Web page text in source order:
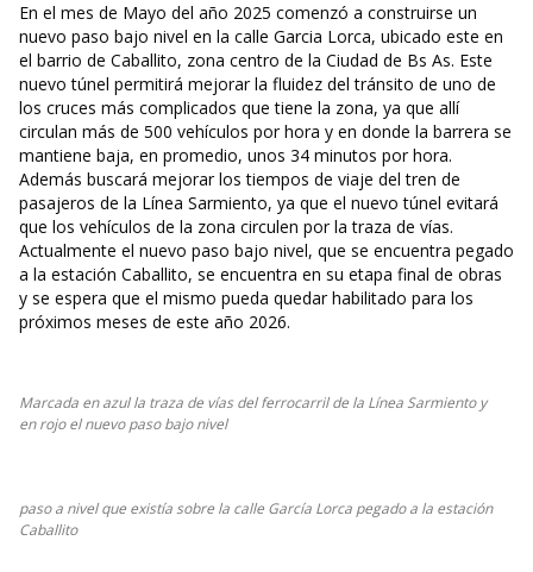
En el mes de Mayo del año 2025 comenzó a construirse un
nuevo paso bajo nivel en la calle Garcia Lorca, ubicado este en
el barrio de Caballito, zona centro de la Ciudad de Bs As. Este
nuevo túnel permitirá mejorar la fluidez del tránsito de uno de
los cruces más complicados que tiene la zona, ya que allí
circulan más de 500 vehículos por hora y en donde la barrera se
mantiene baja, en promedio, unos 34 minutos por hora.
Además buscará mejorar los tiempos de viaje del tren de
pasajeros de la Línea Sarmiento, ya que el nuevo túnel evitará
que los vehículos de la zona circulen por la traza de vías.
Actualmente el nuevo paso bajo nivel, que se encuentra pegado
a la estación Caballito, se encuentra en su etapa final de obras
y se espera que el mismo pueda quedar habilitado para los
próximos meses de este año 2026.
Marcada en azul la traza de vías del ferrocarril de la Línea Sarmiento y
en rojo el nuevo paso bajo nivel
paso a nivel que existía sobre la calle García Lorca pegado a la estación
Caballito